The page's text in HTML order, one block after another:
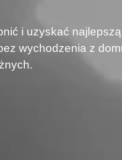
i uzyskać
wychodzenia z